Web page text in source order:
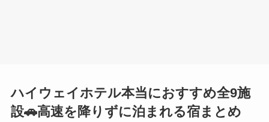
ハイウェイホテル本当におすすめ全9施
設🚗高速を降りずに泊まれる宿まとめ